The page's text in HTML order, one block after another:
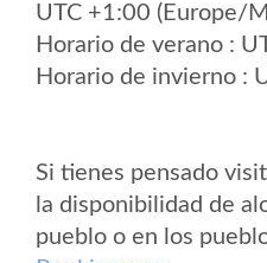
UTC +1:00 (Europe/
Horario de verano :
Horario de invierno :
Si tienes pensado
la disponibilidad de
pueblo o en los